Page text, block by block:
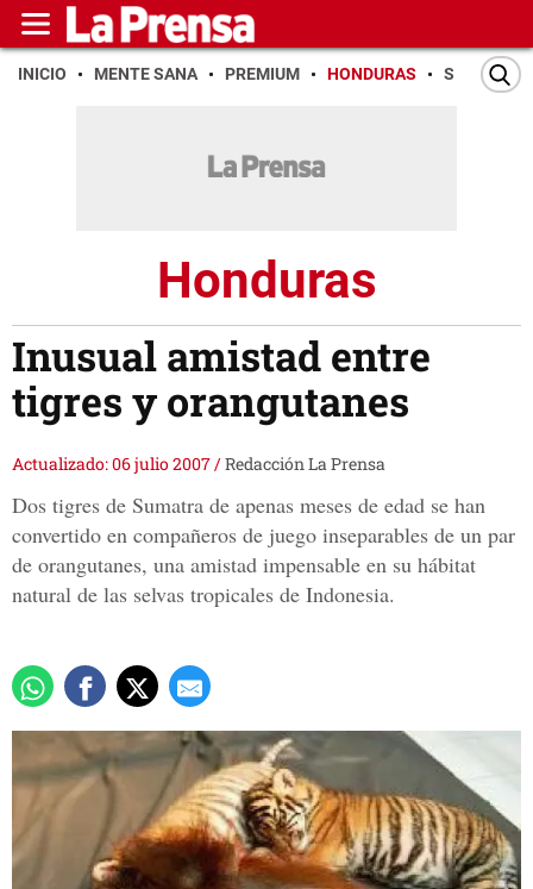
INICIO MENTE SANA PREMIUM HONDURAS SAN PEDRO
Honduras
Inusual amistad entre
tigres y orangutanes
Actualizado: 06 julio 2007/Redacción La Prensa
Dos tigres de Sumatra de apenas meses de edad se han
convertido en compañeros de juego inseparables de un par
de orangutanes, una amistad impensable en su hábitat
natural de las selvas tropicales de Indonesia.